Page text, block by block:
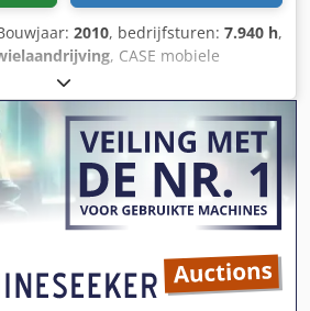
2010, bedrijfsturen: 7.940 h,
, CASE mobiele
(hydraulische graafmachine)
N211 Motorfabrikant: Case
Bedrijfstijden: 7940 uur
18000 kg Transportlengte: 8,19
m Transporthoogte: 2,89 m
met joystick - Egaliseerblad -
Wij ondersteunen u graag
partners. Alle gegevens onder
tussenverkoop voorbehouden.